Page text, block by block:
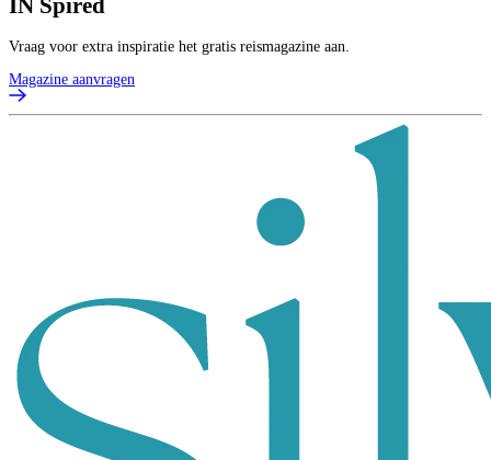
Vraag voor extra inspiratie het gratis reismagazine aan.
Magazine aanvragen